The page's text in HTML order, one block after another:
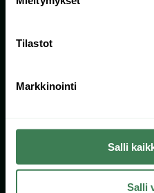
Tilastot
Markkinointi
Salli
Salli
info@saatolaitehuolto.fi
Päivystyksen toimitusehdot
Takuuehdot